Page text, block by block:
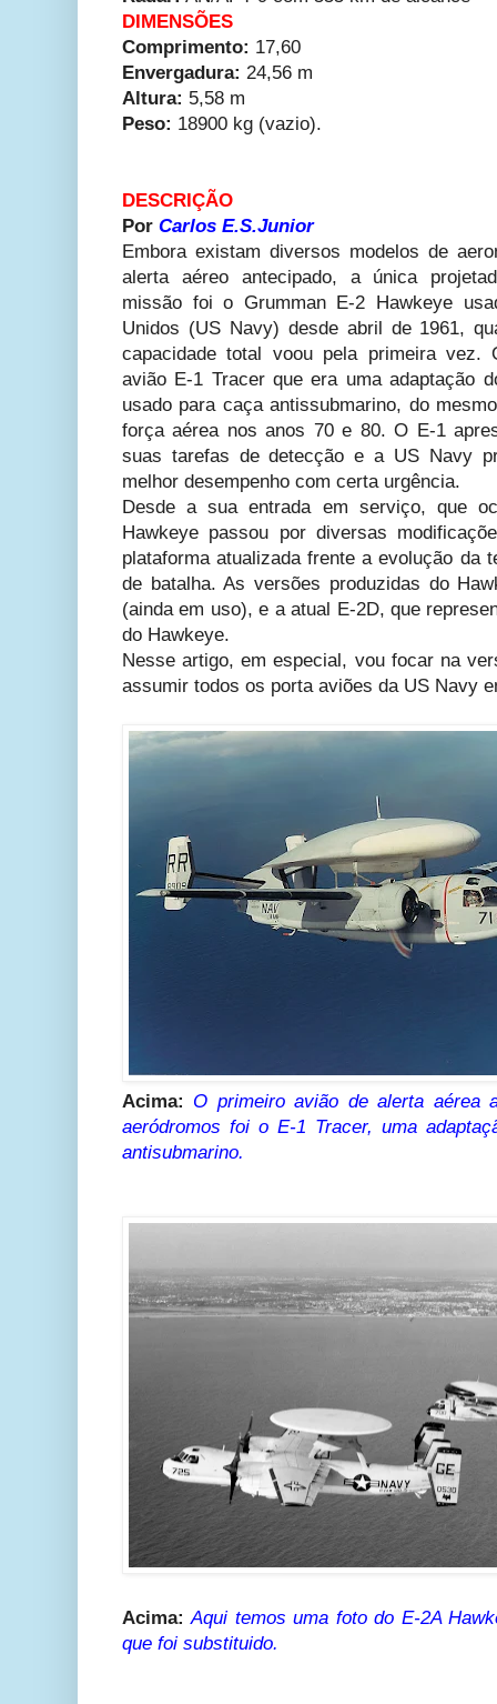
DIMENSÕES
Comprimento: 17,60
Envergadura: 24,56 m
Altura: 5,58 m
Peso: 18900 kg (vazio).
DESCRIÇÃO
Por Carlos E.S.Junior
Embora existam diversos modelos de
alerta aéreo antecipado, a única
missão foi o Grumman E-2 Hawkeye
Unidos (US Navy) desde abril de 1961,
capacidade total voou pela primeira vez.
avião E-1 Tracer que era uma adaptação
usado para caça antissubmarino, do
força aérea nos anos 70 e 80. O E-1
suas tarefas de detecção e a US Navy
melhor desempenho com certa urgência.
Desde a sua entrada em serviço, que
Hawkeye passou por diversas
plataforma atualizada frente a evolução da
de batalha. As versões produzidas do
(ainda em uso), e a atual E-2D, que
do Hawkeye.
Nesse artigo, em especial, vou focar na
assumir todos os porta aviões da US Navy
Acima: O primeiro avião de alerta aérea
aeródromos foi o E-1 Tracer, uma
antisubmarino.
Acima: Aqui temos uma foto do E-2A
que foi substituido.